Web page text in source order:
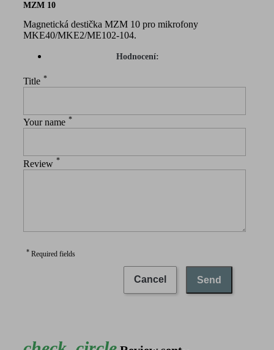
MZM 10
Magnetická destička MZM 10 pro mikrofony
MKE40/MKE2/ME102-104.
Hodnocení:
Title *
Your name *
Review *
* Required fields
Cancel Send